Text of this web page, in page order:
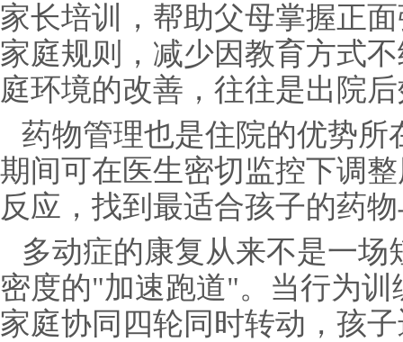
家长培训，帮助父母掌握正
家庭规则，减少因教育方式
庭环境的改善，往往是出院
药物管理也是住院的优势
期间可在医生密切监控下调
反应，找到最适合孩子的药
多动症的康复从来不是一
密度的"加速跑道"。当行为
家庭协同四轮同时转动，孩